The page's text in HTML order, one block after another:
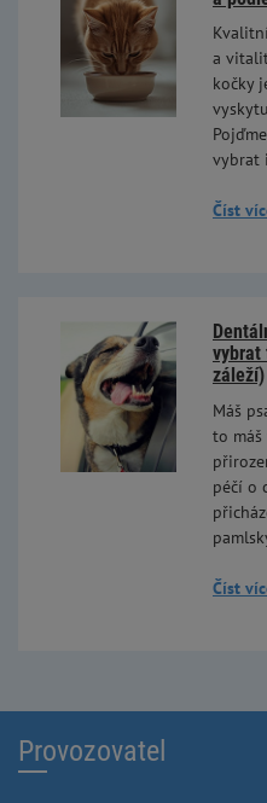
a
kočky
vybrat
Číst
vybrat
záleží)
Máš
to
péčí o
Číst
Provozovatel